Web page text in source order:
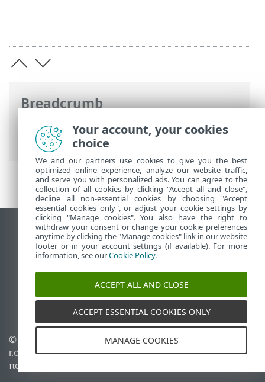
Breadcrumb
Ηλεκτρονική βοήθεια ESET>ESET
Glossary
>Ανιχνεύσεις > Worm
Προβολή ιστότοπου επιφάνειας εργασίας
End of Life
Γνωσιακή βάση ESET
Ομάδα συζήτησης ESET
ESET Status Portal
Τοπική υποστήριξη
© 1992 - 2026 ESET, spol. s
r.o. - Με την επιφύλαξη
παντός δικαιώματος.
Διαχείριση cookies
Πολιτική cookie
Your account, your cookies
choice
We and our partners use cookies to give you the best
optimized online experience, analyze our website traffic,
and serve you with personalized ads. You can agree to the
collection of all cookies by clicking "Accept all and close",
decline all non-essential cookies by choosing "Accept
essential cookies only", or adjust your cookie settings by
clicking "Manage cookies". You also have the right to
withdraw your consent or change your cookie preferences
anytime by clicking the "Manage cookies" link in our website
footer or in your account settings (if available). For more
information, see ourCookie Policy.
ACCEPT ALL AND CLOSE
ACCEPT ESSENTIAL COOKIES ONLY
MANAGE COOKIES